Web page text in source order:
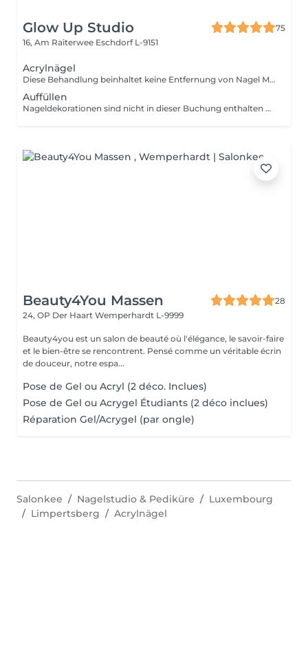
Glow Up Studio
75
16, Am Raiterwee Eschdorf L-9151
Acrylnägel
Diese Behandlung beinhaltet keine Entfernung von Nagel Modellage Ihre Nägel müssen für diesen Service naturbelassen sein. Falls eine Entfernung notwendig ist, buchen Sie bitte vorab den Service "Altmodelage entfernen". Nageldekorationen sind nicht in dieser Buchung enthalten und müssen separat hinzugebucht werden!
Auffüllen
Nageldekorationen sind nicht in dieser Buchung enthalten und müssen separat hinzugebucht werden!
Beauty4You Massen
28
24, OP Der Haart Wemperhardt L-9999
Beauty4you est un salon de beauté où l'élégance, le savoir-faire
et le bien-être se rencontrent. Pensé comme un véritable écrin
de douceur, notre espa...
Pose de Gel ou Acryl (2 déco. Inclues)
Pose de Gel ou Acrygel Étudiants (2 déco inclues)
Réparation Gel/Acrygel (par ongle)
Salonkee Nagelstudio & Pediküre
Luxembourg
Limpertsberg
Acrylnägel